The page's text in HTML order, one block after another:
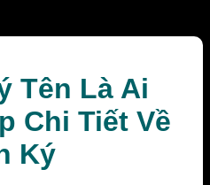
Tên Là Ai
Chi Tiết Về
Ký